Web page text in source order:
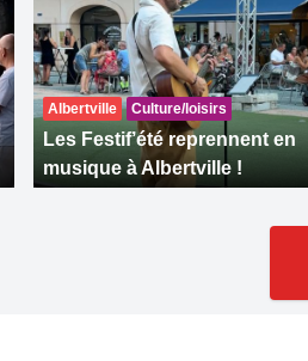
Albertville Culture/loisirs
Les Festif’été reprennent en
musique à Albertville !